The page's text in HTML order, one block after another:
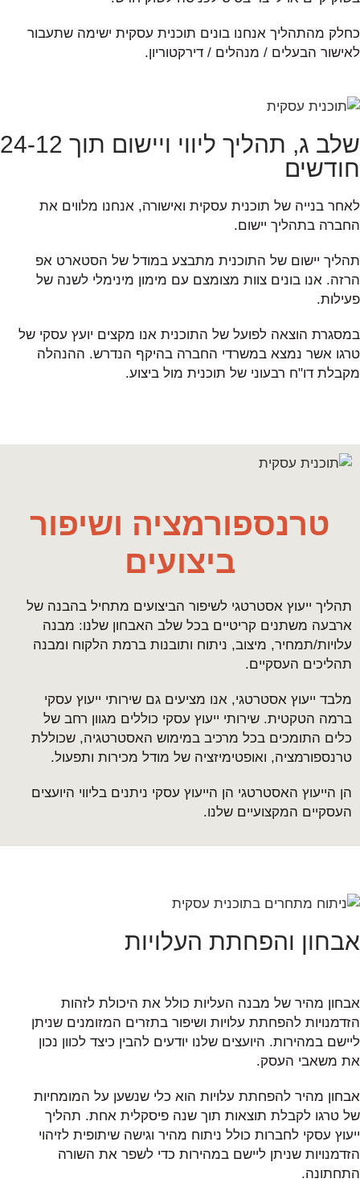
כחלק מהתהליך אנחנו בונים תוכנית עסקית ישימה שתעבור
לאישור הבעלים / מנהלים / דירקטוריון.
שלב ג, תהליך ליווי ויישום תוך 24-12
חודשים
לאחר בנייה של תוכנית עסקית ואישורה, אנחנו מלווים את
החברה בתהליך יישום.
תהליך יישום של התוכנית מתבצע במודל של הסטארט אפ
הרזה. אנו בונים צוות מצומצם עם מימון מינימלי לשנה של
פעילות.
במסגרת הוצאה לפועל של התוכנית אנו מקצים יועץ עסקי של
טרגו אשר נמצא במשרדי החברה בהיקף הנדרש. ההנהלה
מקבלת דו"ח רבעוני של תוכנית מול ביצוע.
טרנספורמציה ושיפור
ביצועים
תהליך ייעוץ אסטרטגי לשיפור הביצועים מתחיל בהבנה של
ארבעה משתנים קריטיים בכל שלב האבחון שלנו: מבנה
עלויות/תמחיר, מיצוב, ניתוח ותובנות ברמת הלקוח ומבנה
תהליכים העסקיים.
מלבד ייעוץ אסטרטגי, אנו מציעים גם שירותי ייעוץ עסקי
ברמה הטקטית. שירותי ייעוץ עסקי כוללים מגוון רחב של
כלים התומכים בכל מרכיב במימוש האסטרטגיה, שכוללת
טרנספורמציה, ואופטימיזציה של מודל מכירות ותפעול.
הן הייעוץ האסטרטגי הן הייעוץ עסקי ניתנים בליווי היועצים
העסקיים המקצועיים שלנו.
אבחון והפחתת העלויות
אבחון מהיר של מבנה העליות כולל את היכולת לזהות
הזדמנויות להפחתת עלויות ושיפור בתזרים המזומנים שניתן
ליישם במהירות. היועצים שלנו יודעים להבין כיצד לכוון נכון
את משאבי העסק.
אבחון מהיר להפחתת עלויות הוא כלי שנשען על המומחיות
של טרגו לקבלת תוצאות תוך שנה פיסקלית אחת. תהליך
ייעוץ עסקי לחברות כולל ניתוח מהיר וגישה שיתופית לזיהוי
הזדמנויות שניתן ליישם במהירות כדי לשפר את השורה
התחתונה.